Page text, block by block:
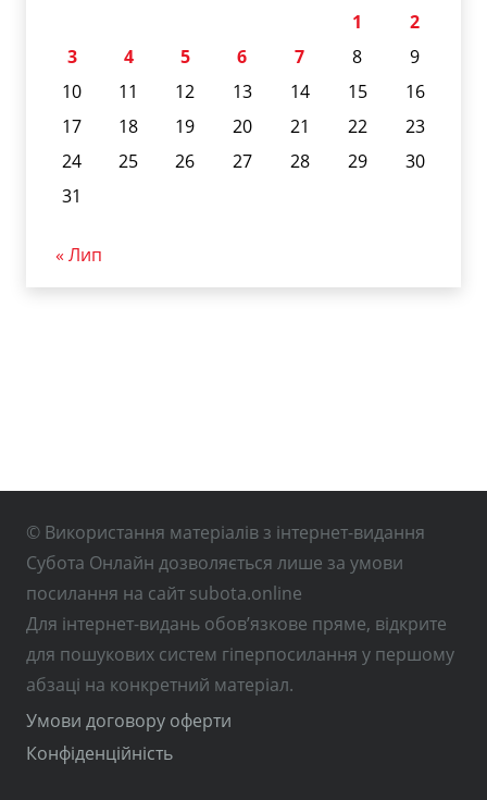
1
2
3
4 5 6 7 8
9
10
11 12 13 14 15
16
17
18 19 20 21 22
23
24
25 26 27 28 29
30
31
« Лип
© Використання матеріалів з інтернет-видання
Субота Онлайн дозволяється лише за умови
посилання на сайт subota.online
Для інтернет-видань обов’язкове пряме, відкрите
для пошукових систем гіперпосилання у першому
абзаці на конкретний матеріал.
Умови договору оферти
Конфіденційність